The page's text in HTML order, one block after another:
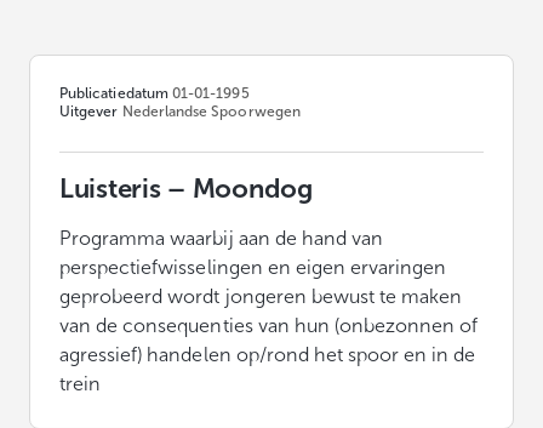
Publicatiedatum 01-01-1995
Uitgever Nederlandse Spoorwegen
Luisteris – Moondog
Programma waarbij aan de hand van
perspectiefwisselingen en eigen ervaringen
geprobeerd wordt jongeren bewust te maken
van de consequenties van hun (onbezonnen of
agressief) handelen op/rond het spoor en in de
trein